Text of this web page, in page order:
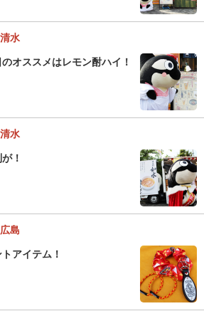
水
オススメはレモン酎ハイ！
水
！
島
アイテム！